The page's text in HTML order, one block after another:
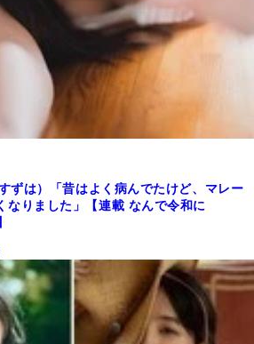
ずは）「昔はよく病んでたけど、マレー
なりました」【連載 なんで令和に